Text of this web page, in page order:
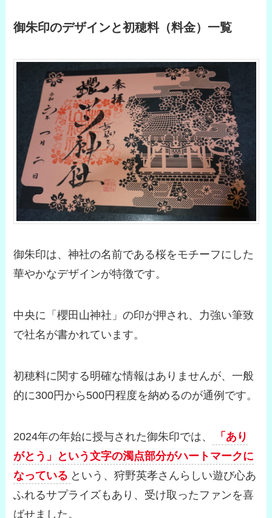
御朱印のデザインと初穂料（料金）一覧
御朱印は、神社の名前である桜をモチーフにした
華やかなデザインが特徴です。
中央に「櫻田山神社」の印が押され、力強い筆致
で社名が書かれています。
初穂料に関する明確な情報はありませんが、一般
的に300円から500円程度を納めるのが通例です。
2024年の年始に授与された御朱印では、
「あり
がとう」という文字の濁点部分がハートマークに
なっている という、狩野英孝さんらしい遊び心あ
ふれるサプライズもあり、受け取ったファンを喜
ばせました。